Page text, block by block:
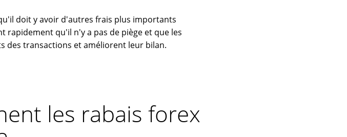
doit y avoir d'autres frais plus importants
rapidement qu'il n'y a pas de piège et que les
des transactions et améliorent leur bilan.
les rabais forex